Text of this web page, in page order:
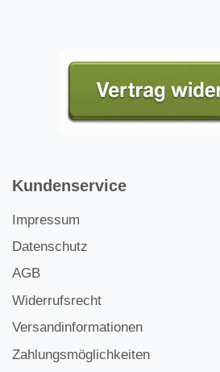
Kundenservice
Impressum
Datenschutz
AGB
Widerrufsrecht
Versandinformationen
Zahlungsmöglichkeiten